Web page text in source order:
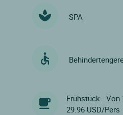
SPA
Frühstück - Von
29.96 USD/Pers